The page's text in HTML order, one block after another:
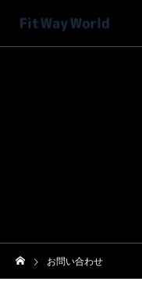
お問い合わせ